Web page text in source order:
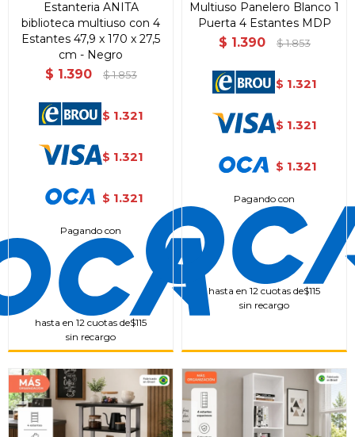
Estanteria ANITA
biblioteca multiuso con 4
Estantes 47,9 x 170 x 27,5
cm - Negro
$ 1.390 $ 1.853
$ 1.321
$ 1.321
$ 1.321
Pagando con
hasta en 12 cuotas de$115
sin recargo
Multiuso Panelero Blanco 1
Puerta 4 Estantes MDP
$ 1.390 $ 1.853
$ 1.321
$ 1.321
$ 1.321
Pagando con
hasta en 12 cuotas de$115
sin recargo